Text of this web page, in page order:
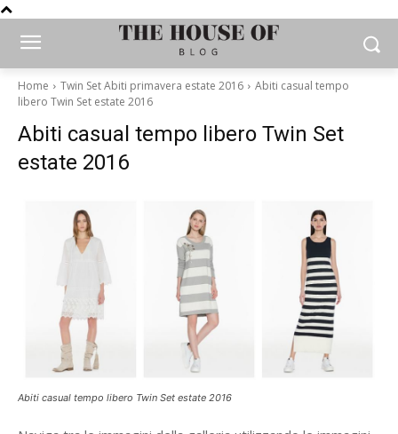
Home Twin Set Abiti primavera estate 2016
Abiti casual tempo
libero Twin Set estate 2016
Abiti casual tempo libero Twin Set
estate 2016
Abiti casual tempo libero Twin Set estate 2016